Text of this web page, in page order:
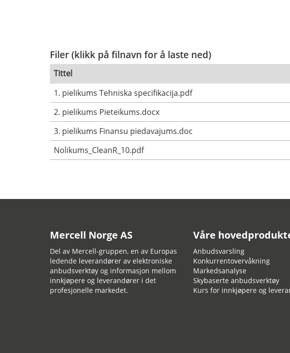
Filer (klikk på filnavn for å laste ned)
Tittel
1. pielikums Tehniska specifikacija.pdf
2. pielikums Pieteikums.docx
3. pielikums Finansu piedavajums.doc
Nolikums_CleanR_10.pdf
Mercell Norge AS
Del av Mercell-gruppen, en av Europas
ledende leverandører av elektroniske
anbudsverktøy og informasjon mellom
innkjøpere og leverandører i det
profesjonelle markedet.
Våre
Anbudsvarsling
Konkurrentovervåkning
Markedsanalyse
Skybaserte anbudsverktøy
Kurs for innkjøpere og